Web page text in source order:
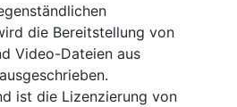
die Bereitstellung von
Video-Dateien aus
ist die Lizenzierung von